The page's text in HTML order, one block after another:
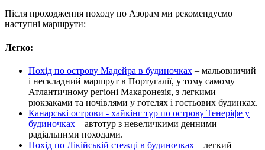
Після проходження походу по Азорам ми рекомендуємо
наступні маршрути:
Легко:
Похід по острову Мадейра в будиночках – мальовничий
і нескладний маршрут в Португалії, у тому самому
Атлантичному регіоні Макаронезія, з легкими
рюкзаками та ночівлями у готелях і гостьових будинках.
Канарські острови - хайкінг тур по острову Тенеріфе у
будиночках – автотур з невеличкими денними
радіальними походами.
Похід по Лікійській стежці в будиночках – легкий